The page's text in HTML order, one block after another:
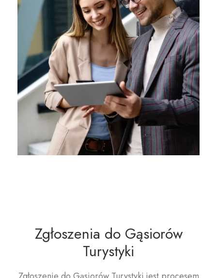
Zgłoszenia do Gąsiorów
Turystyki